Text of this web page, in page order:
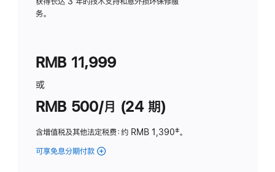
务。
RMB 11,999
或
RMB 500/月 (24 期)
含增值税及其他法定税费：约 RMB 1,390脚
‡。
可享免息分期付款 (Studio